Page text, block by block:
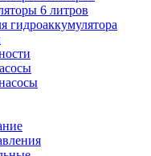
6 литров
гидроаккумулятора